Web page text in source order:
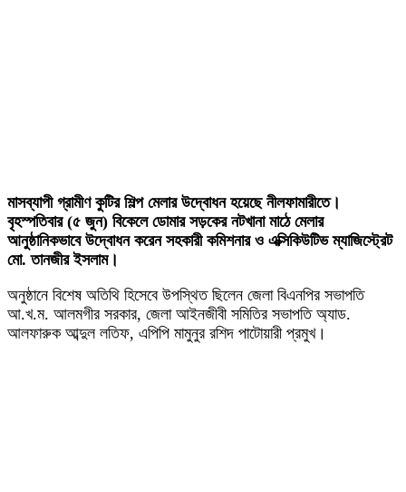
মাসব্যাপী গ্রামীণ কুটির শিল্প মেলার উদ্বোধন হয়েছে নীলফামারীতে।
বৃহস্পতিবার (৫ জুন) বিকেলে ডোমার সড়কের নটখানা মাঠে মেলার
আনুষ্ঠানিকভাবে উদ্বোধন করেন সহকারী কমিশনার ও এক্সিকিউটিভ ম্যাজিস্ট্রেট
মো. তানজীর ইসলাম।
অনুষ্ঠানে বিশেষ অতিথি হিসেবে উপস্থিত ছিলেন জেলা বিএনপির সভাপতি
আ.খ.ম. আলমগীর সরকার, জেলা আইনজীবী সমিতির সভাপতি অ্যাড.
আলফারুক আব্দুল লতিফ, এপিপি মামুনুর রশিদ পাটোয়ারী প্রমুখ।